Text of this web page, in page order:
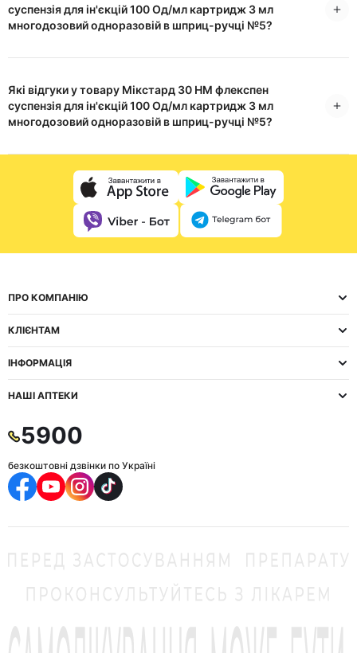
суспензія для ін'єкцій 100 Од/мл картридж 3 мл
многодозовий одноразовій в шприц-ручці №5?
Які відгуки у товару Мікстард 30 НМ флекспен
суспензія для ін'єкцій 100 Од/мл картридж 3 мл
многодозовий одноразовій в шприц-ручці №5?
ПРО КОМПАНІЮ
КЛІЄНТАМ
ІНФОРМАЦІЯ
НАШІ АПТЕКИ
5900
безкоштовні дзвінки по Україні